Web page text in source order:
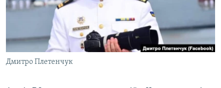
ВІДЕОУРОКИ «ELIFBE»
СВІДЧЕННЯ ОКУПАЦІЇ
УКРАЇНСЬКА ПРОБЛЕМА КРИМУ
ІНФОГРАФІКА
Qırımtatar
ДОЛУЧАЙСЯ!
Дмитро Плетенчук